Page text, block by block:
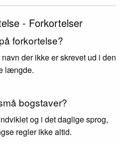
- Forkortelser
forkortelse?
der ikke er skrevet ud i den
længde.
bogstaver?
og i det daglige sprog,
regler ikke altid.